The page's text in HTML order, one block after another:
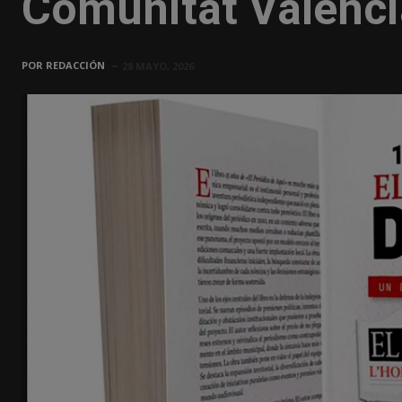
POR REDACCIÓN